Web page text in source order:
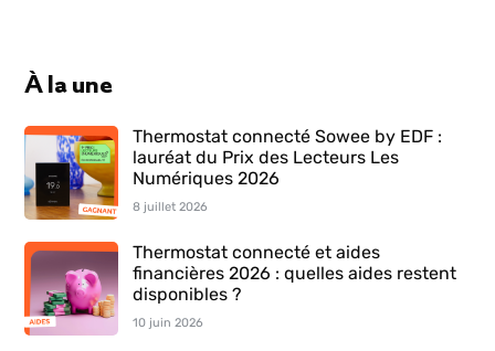
À la une
Thermostat connecté Sowee by EDF :
lauréat du Prix des Lecteurs Les
Numériques 2026
8 juillet 2026
Thermostat connecté et aides
financières 2026 : quelles aides restent
disponibles ?
10 juin 2026